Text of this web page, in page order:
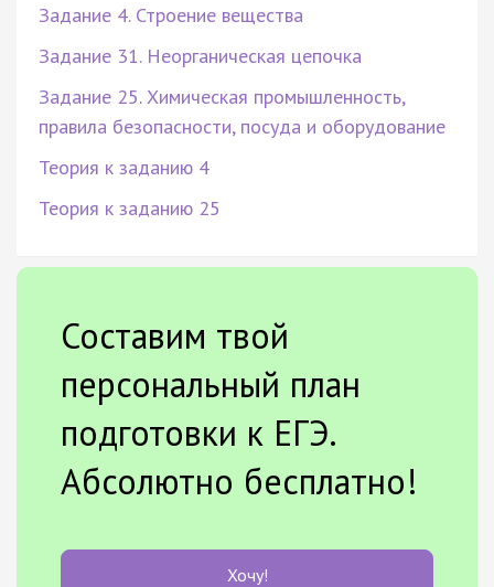
Задание 4. Строение вещества
Задание 31. Неорганическая цепочка
Задание 25. Химическая промышленность,
правила безопасности, посуда и оборудование
Теория к заданию 4
Теория к заданию 25
Составим твой
персональный план
подготовки к ЕГЭ.
Абсолютно бесплатно!
Хочу!